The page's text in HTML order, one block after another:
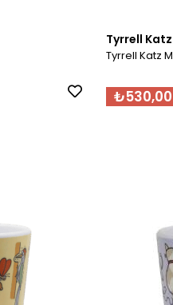
Tyrrell Katz
₺530,00